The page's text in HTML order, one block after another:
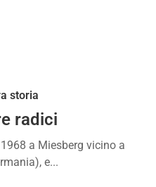
storia
radici
a Miesberg vicino a
e...